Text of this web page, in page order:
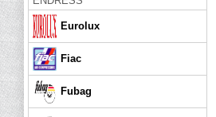
Eurolux
Fiac
Fubag